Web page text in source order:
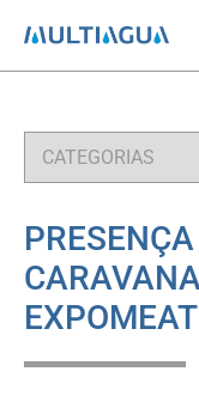
EXPOMEAT